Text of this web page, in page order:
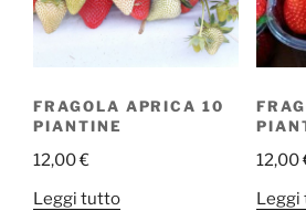
FRAGOLA APRICA 10
PIANTINE
12,00€
Leggi tutto
12,00